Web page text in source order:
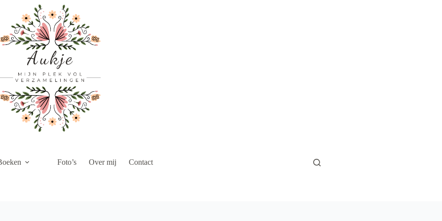
Foto’s Over mij Contact